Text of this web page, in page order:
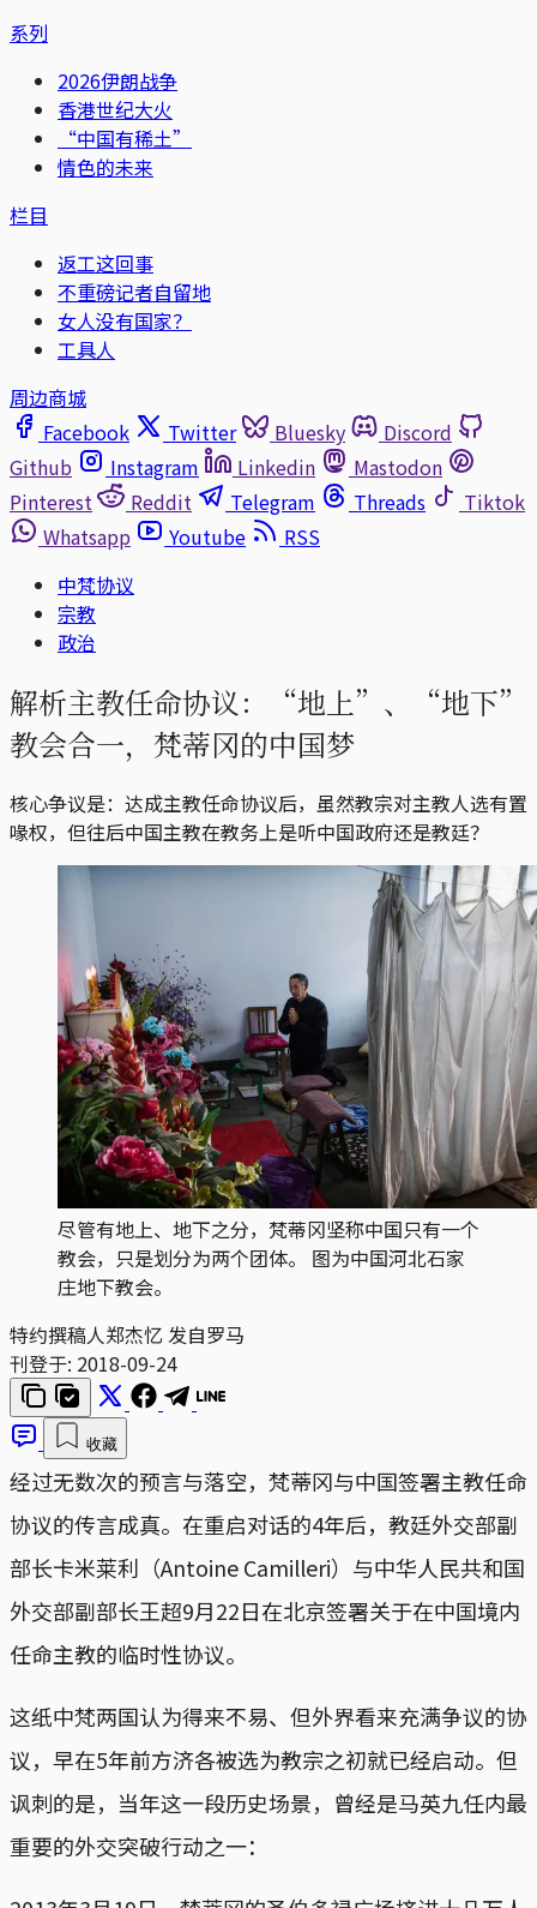
系列
2026伊朗战争
香港世纪大火
“中国有稀土”
情色的未来
栏目
返工这回事
不重磅记者自留地
女人没有国家？
工具人
周边商城
Facebook
Twitter Bluesky
Discord
Github
Instagram Linkedin
Mastodon
Pinterest
Reddit Telegram Threads
Tiktok
Whatsapp
Youtube
RSS
中梵协议
宗教
政治
解析主教任命协议：“地上”、“地下”
教会合一，梵蒂冈的中国梦
核心争议是：达成主教任命协议后，虽然教宗对主教人选有置
喙权，但往后中国主教在教务上是听中国政府还是教廷？
尽管有地上、地下之分，梵蒂冈坚称中国只有一个
教会，只是划分为两个团体。 图为中国河北石家
庄地下教会。
特约撰稿人郑杰忆 发自罗马
刊登于: 2018-09-24
收藏
经过无数次的预言与落空，梵蒂冈与中国签署主教任命
协议的传言成真。在重启对话的4年后，教廷外交部副
部长卡米莱利（Antoine Camilleri）与中华人民共和国
外交部副部长王超9月22日在北京签署关于在中国境内
任命主教的临时性协议。
这纸中梵两国认为得来不易、但外界看来充满争议的协
议，早在5年前方济各被选为教宗之初就已经启动。但
讽刺的是，当年这一段历史场景，曾经是马英九任内最
重要的外交突破行动之一：